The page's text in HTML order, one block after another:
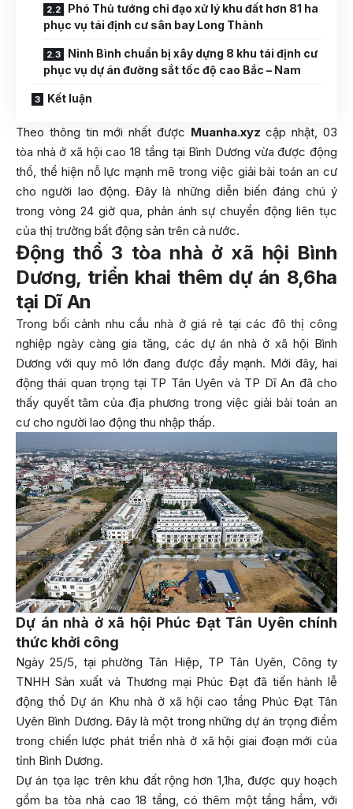
Phó Thủ tướng chỉ đạo xử lý khu đất hơn 81 ha
phục vụ tái định cư sân bay Long Thành
Ninh Bình chuẩn bị xây dựng 8 khu tái định cư
phục vụ dự án đường sắt tốc độ cao Bắc – Nam
Kết luận
Theo thông tin mới nhất được Muanha.xyz cập nhật, 03
tòa nhà ở xã hội cao 18 tầng tại Bình Dương vừa được động
thổ, thể hiện nỗ lực mạnh mẽ trong việc giải bài toán an cư
cho người lao động. Đây là những diễn biến đáng chú ý
trong vòng 24 giờ qua, phản ánh sự chuyển động liên tục
của thị trường bất động sản trên cả nước.
Động thổ 3 tòa nhà ở xã hội Bình
Dương, triển khai thêm dự án 8,6ha
tại Dĩ An
Trong bối cảnh nhu cầu nhà ở giá rẻ tại các đô thị công
nghiệp ngày càng gia tăng, các dự án nhà ở xã hội Bình
Dương với quy mô lớn đang được đẩy mạnh. Mới đây, hai
động thái quan trọng tại TP Tân Uyên và TP Dĩ An đã cho
thấy quyết tâm của địa phương trong việc giải bài toán an
cư cho người lao động thu nhập thấp.
Dự án nhà ở xã hội Phúc Đạt Tân Uyên chính
thức khởi công
Ngày 25/5, tại phường Tân Hiệp, TP Tân Uyên, Công ty
TNHH Sản xuất và Thương mại Phúc Đạt đã tiến hành lễ
động thổ Dự án Khu nhà ở xã hội cao tầng Phúc Đạt Tân
Uyên Bình Dương. Đây là một trong những dự án trọng điểm
trong chiến lược phát triển nhà ở xã hội giai đoạn mới của
tỉnh Bình Dương.
Dự án tọa lạc trên khu đất rộng hơn 1,1ha, được quy hoạch
gồm ba tòa nhà cao 18 tầng, có thêm một tầng hầm, với